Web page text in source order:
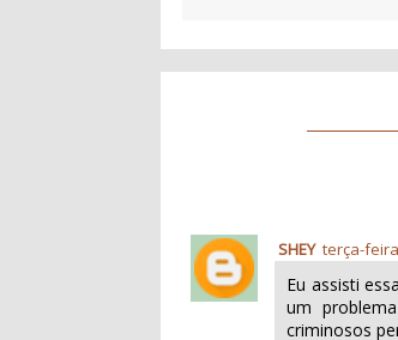
SHEY terça-
Eu assisti
um
criminosos